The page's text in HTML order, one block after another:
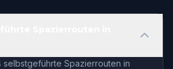
selbstgeführte Spazierrouten in